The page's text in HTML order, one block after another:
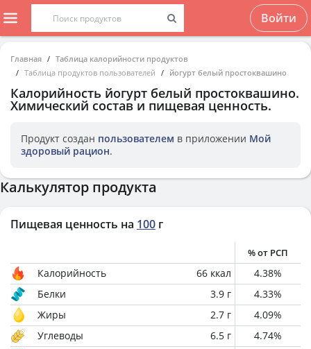
Войти
Главная
Таблица калорийности продуктов
Таблица продуктов пользователей
йогурт белый простоквашино
Калорийность йогурт белый простоквашино.
Химический состав и пищевая ценность.
Продукт создан пользователем в приложении Мой
здоровый рацион.
Калькулятор продукта
Пищевая ценность на 100 г
% от РСП
Калорийность 66 ккал 4.38%
Белки
3.9 г 4.33%
Жиры
2.7 г 4.09%
Углеводы
6.5 г 4.74%